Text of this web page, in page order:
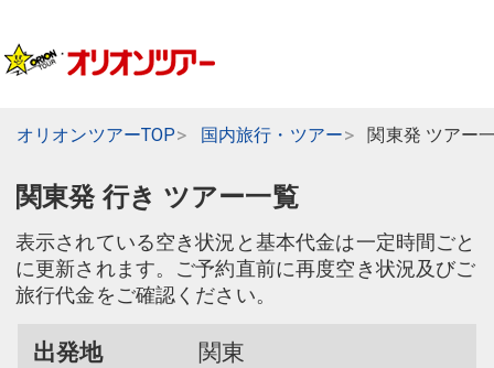
オリオンツアーTOP 国内旅行・ツアー 関東発 ツアー
関東発 行き ツアー一覧
表示されている空き状況と基本代金は一定時間ごと
に更新されます。ご予約直前に再度空き状況及びご
旅行代金をご確認ください。
出発地
関東